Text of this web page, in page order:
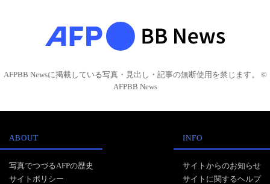
AFPBB Newsに掲載している写真・見出し・記事の無断使用を禁じます。 ©
AFPBB News
ABOUT
写真でつづるAFPの歴史
サイトポリシー
INFO
サイトからのお知らせ
サイトに関するヘルプ